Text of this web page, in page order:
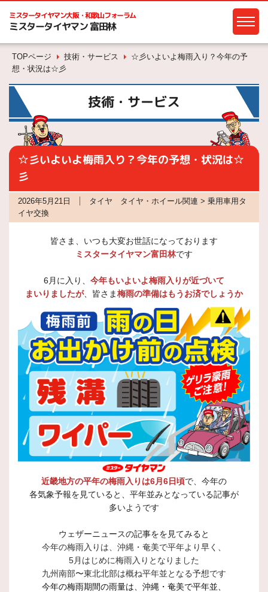
ミスタータイヤマン大阪・和歌山フォーラム
ミスタータイヤマン 富田林
TOPページ 技術・サービス
☆彡いよいよ梅雨入り？今年の予
想・状況は☆彡
技術・サービス
☆彡いよいよ梅雨入り？今年の予想・状況は☆
彡
2026年5月21日
タイヤ タイヤ・ホイール関連 > 乗用車用タ
イヤ交換
皆さま、いつも大変お世話になっております
ミスタータイヤマン富田林です
6月に入り、 今年もいよいよ梅雨入りが近づいて
まいりましたが、皆さま梅雨の準備はもうお済でしょうか
近畿地方の平年の梅雨入りは6月6日頃で、今年の
各気象予報を見ていると、平年並みとなっている記事が
多いようです
ウェザーニュースの記事をを見てみると
今年の梅雨入りは、沖縄・奄美で平年より早く、
5月はじめに梅雨入りとなりました
九州南部〜東北北部は概ね平年並となる予想です
今年の梅雨期間の雨量は、沖縄・奄美で平年並、